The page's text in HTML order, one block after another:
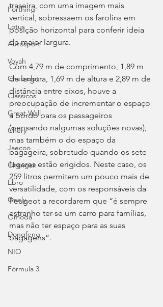
Forthing
Lotus
Autosport
Voyah
Chevrolet
Clássicos
Great Wall
Chery
Jaecoo
Changan
Ebro
Geely
Omoda
Dongfeng
NIO
Fórmula 3
traseira, com uma imagem mais
vertical, sobressaem os farolins em
posição horizontal para conferir ideia
de maior largura.
Com 4,79 m de comprimento, 1,89 m
de largura, 1,69 m de altura e 2,89 m de
distância entre eixos, houve a
preocupação de incrementar o espaço
a bordo para os passageiros
(pensando nalgumas soluções novas),
mas também o do espaço da
bagageira, sobretudo quando os sete
lugares estão erigidos. Neste caso, os
259 litros permitem um pouco mais de
versatilidade, com os responsáveis da
Peugeot a recordarem que “é sempre
estranho ter-se um carro para famílias,
mas não ter espaço para as suas
bagagens”.